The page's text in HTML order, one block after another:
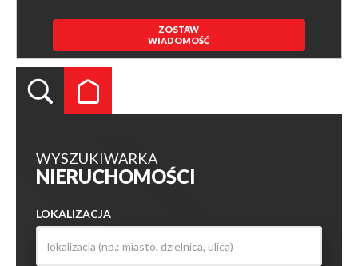
ZOSTAW
WIADOMOŚĆ
WYSZUKIWARKA
NIERUCHOMOŚCI
LOKALIZACJA